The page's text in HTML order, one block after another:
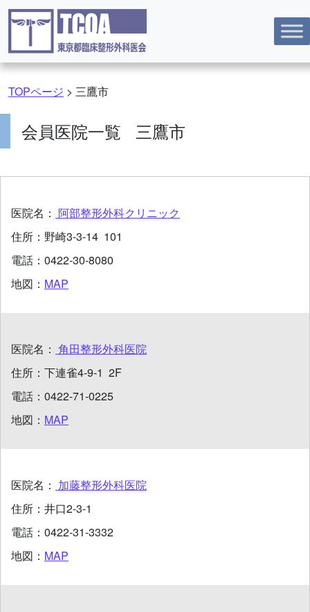
コンテンツへスキップ
TOPページ > 三鷹市
会員医院一覧 三鷹市
医院名： 阿部整形外科クリニック
住所： 野崎3-3-14 101
電話： 0422-30-8080
地図： MAP
医院名： 角田整形外科医院
住所： 下連雀4-9-1 2F
電話： 0422-71-0225
地図： MAP
医院名： 加藤整形外科医院
住所： 井口2-3-1
電話： 0422-31-3332
地図： MAP